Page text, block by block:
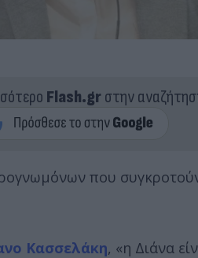
Flash.grστην
που
Κασσελάκη, «η Διάνα